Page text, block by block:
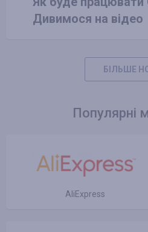
Дивимося на відео
БІЛЬШЕ
Популярні
AliExpress